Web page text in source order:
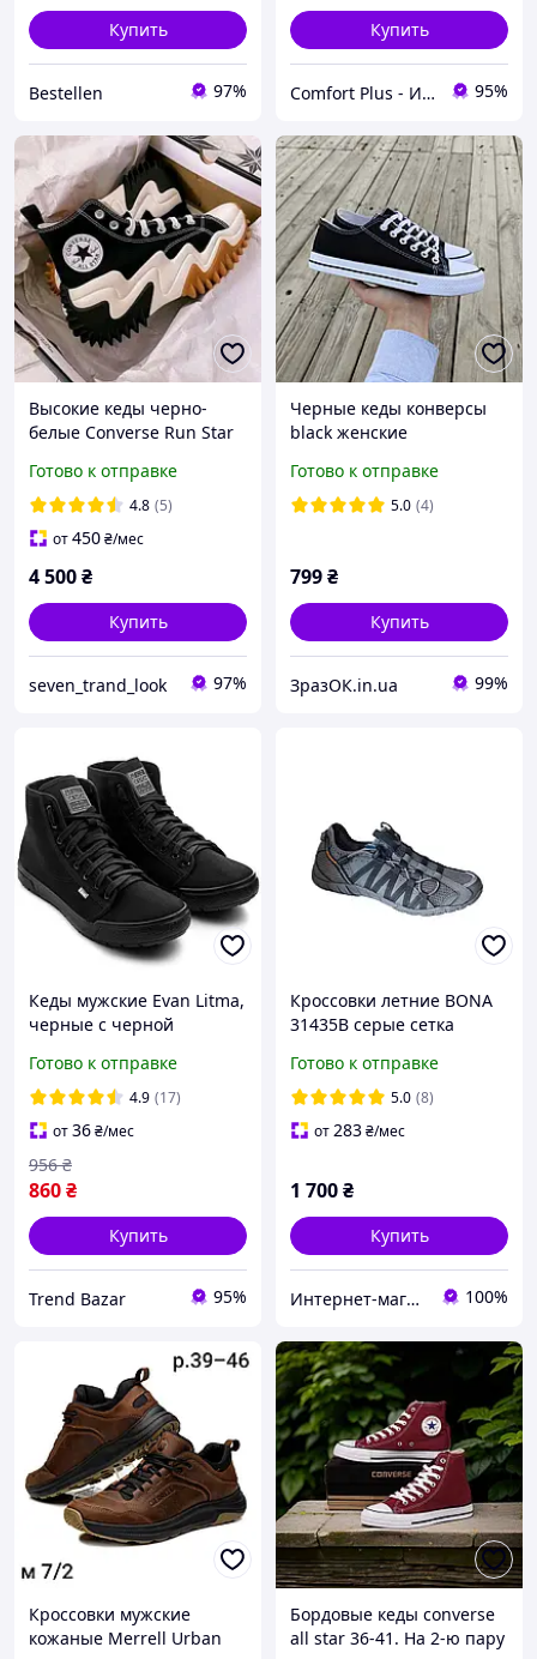
Купить
Bestellen 97%
Купить
Comfort Plus - Интенет-магазин Термобелья 95%
Высокие кеды черно-
белые Converse Run Star
36-41
Готово к отправке
4.8 (5)
от450₴/мес
4 500₴
Купить
seven_trand_look 97%
Черные кеды конверсы
black женские
тканевые летние
текстиль
Готово к отправке
5.0 (4)
799₴
Купить
ЗразОК.in.ua 99%
Кеды мужские Evan Litma,
черные с черной
Готово к отправке
4.9 (17)
от36₴/мес
860₴
956 ₴
Купить
Trend Bazar 95%
Кроссовки летние BONA
31435B серые сетка
Готово к отправке
5.0 (8)
от283₴/мес
1 700₴
Купить
Интернет-магазин "Престиж" 100%
Кроссовки мужские
кожаные Merrell Urban
Бордовые кеды converse
all star 36-41. На 2-ю пару